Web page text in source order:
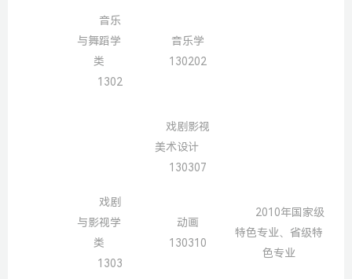
音乐
与舞蹈学
类
1302
音乐学
130202
戏剧
与影视学
类
1303
戏剧影视
美术设计
130307
动画
130310
2010年国家级
特色专业、省级特
色专业